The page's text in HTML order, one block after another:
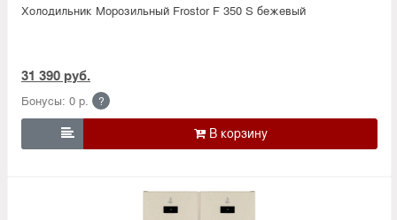
Холодильник Морозильный Frostor F 350 S бежевый
31 390 руб.
Бонусы: 0 р. ?
